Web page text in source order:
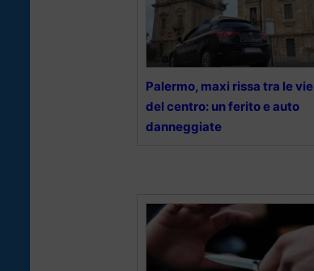
Palermo, maxi rissa tra le vie
del centro: un ferito e auto
danneggiate